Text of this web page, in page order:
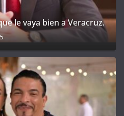
le vaya bien a Veracruz.